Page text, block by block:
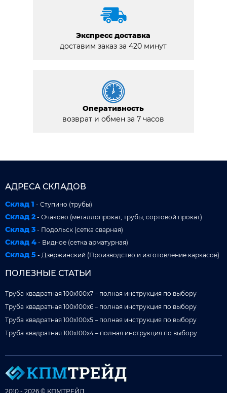
Экспресс доставка
доставим заказ за 420 минут
Оперативность
возврат и обмен за 7 часов
АДРЕСА СКЛАДОВ
Склад 1 - Ступино (трубы)
Склад 2 - Очаково (металлопрокат, трубы, сортовой прокат)
Склад 3 - Подольск (сетка сварная)
Склад 4 - Видное (сетка арматурная)
Склад 5 - Дзержинский (Производство и изготовление каркасов)
ПОЛЕЗНЫЕ СТАТЬИ
Труба квадратная 100x100x7 – полная инструкция по выбору
Труба квадратная 100x100x6 – полная инструкция по выбору
Труба квадратная 100x100x5 – полная инструкция по выбору
Труба квадратная 100x100x4 – полная инструкция по выбору
2010 - 2026 © КПМТРЕЙД